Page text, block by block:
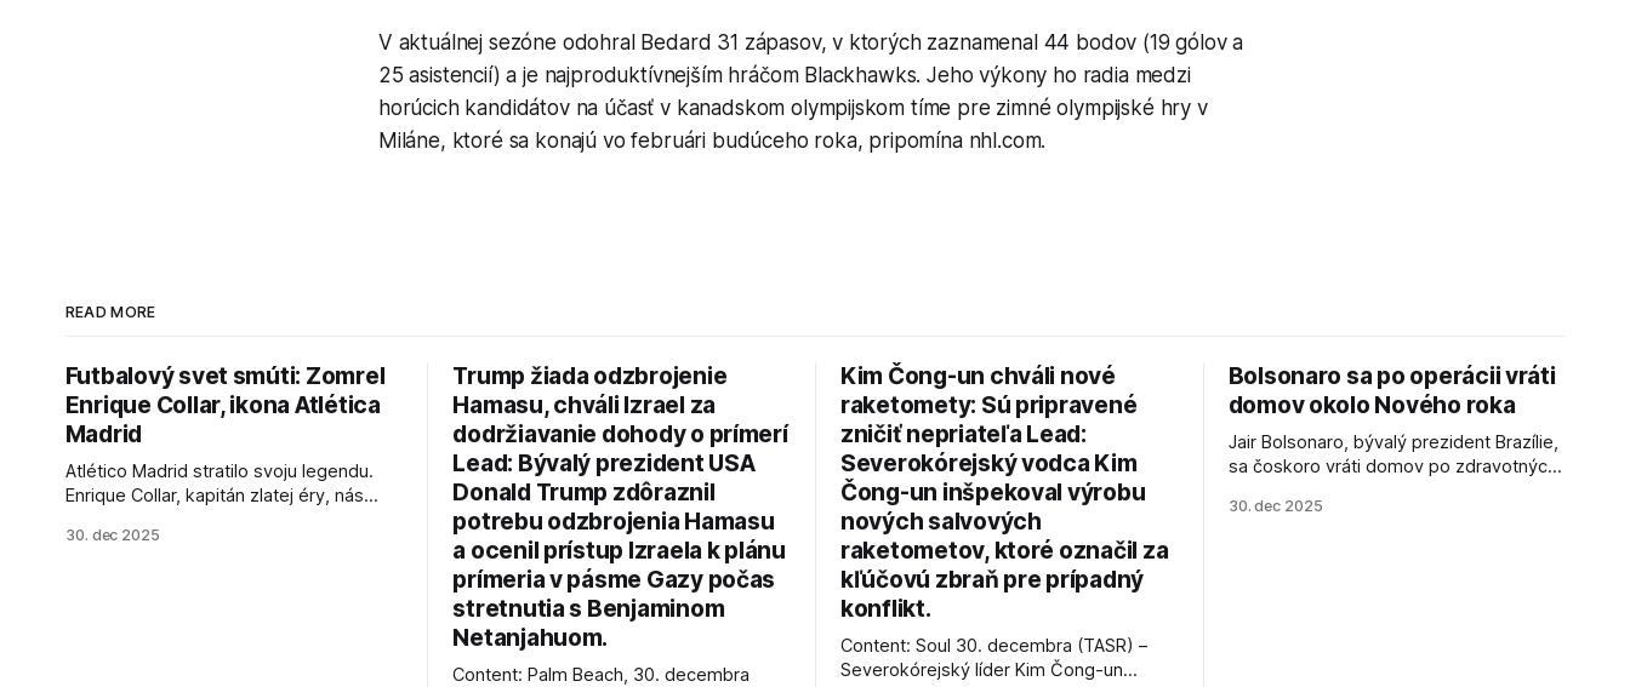
V aktuálnej sezóne odohral Bedard 31 zápasov, v ktorých zaznamenal 44 bodov (19 gólov a
25 asistencií) a je najproduktívnejším hráčom Blackhawks. Jeho výkony ho radia medzi
horúcich kandidátov na účasť v kanadskom olympijskom tíme pre zimné olympijské hry v
Miláne, ktoré sa konajú vo februári budúceho roka, pripomína nhl.com.
READ MORE
Futbalový svet smúti: Zomrel
Enrique Collar, ikona Atlética
Madrid
Atlético Madrid stratilo svoju legendu.
Enrique Collar, kapitán zlatej éry, nás
jeho úspechy a odkaz.
30. dec 2025
Trump žiada odzbrojenie
Hamasu, chváli Izrael za
dodržiavanie dohody o prímerí
Lead: Bývalý prezident USA
Donald Trump zdôraznil
potrebu odzbrojenia Hamasu
a ocenil prístup Izraela k plánu
prímeria v pásme Gazy počas
stretnutia s Benjaminom
Netanjahuom.
Content: Palm Beach, 30. decembra
Kim Čong-un chváli nové
raketomety: Sú pripravené
zničiť nepriateľa Lead:
Severokórejský vodca Kim
Čong-un inšpekoval výrobu
nových salvových
raketometov, ktoré označil za
kľúčovú zbraň pre prípadný
konflikt.
Content: Soul 30. decembra (TASR) –
Severokórejský líder Kim Čong-un
Bolsonaro sa po operácii vráti
domov okolo Nového roka
Jair Bolsonaro, bývalý prezident Brazílie,
sa čoskoro vráti domov po zdravotných
30. dec 2025